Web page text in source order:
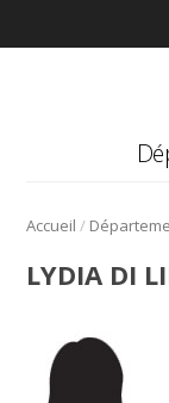
Accueil /
LYDIA DI